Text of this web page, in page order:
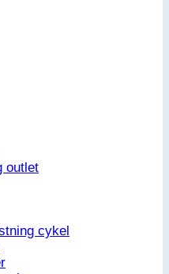
outlet
cykel